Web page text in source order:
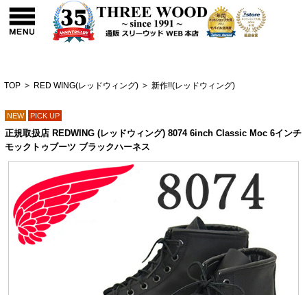
TOP > RED WING(レッドウィング) > 新作!!(レッドウィング)
NEW PICK UP
正規取扱店 REDWING (レッドウィング) 8074 6inch Classic Moc 6インチ
モックトゥブーツ ブラックハーネス